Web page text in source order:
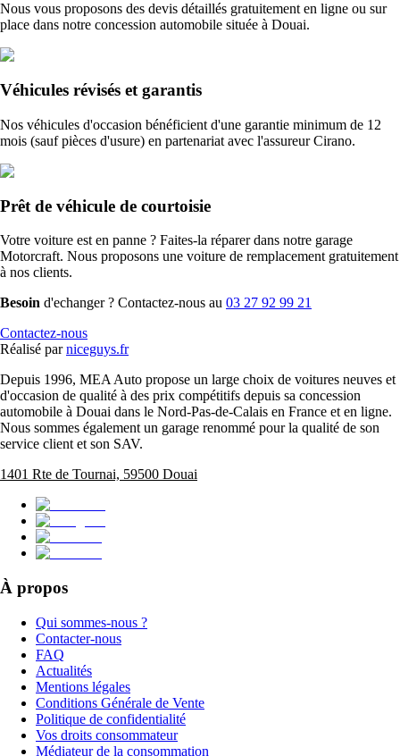
Nous vous proposons des devis détaillés gratuitement en ligne ou sur
place dans notre concession automobile située à Douai.
Véhicules révisés et garantis
Nos véhicules d'occasion bénéficient d'une garantie minimum de 12
mois (sauf pièces d'usure) en partenariat avec l'assureur Cirano.
Prêt de véhicule de courtoisie
Votre voiture est en panne ? Faites-la réparer dans notre garage
Motorcraft. Nous proposons une voiture de remplacement gratuitement
à nos clients.
Besoin d'echanger ? Contactez-nous au 03 27 92 99 21
Contactez-nous
Réalisé par niceguys.fr
Depuis 1996, MEA Auto propose un large choix de voitures neuves et
d'occasion de qualité à des prix compétitifs depuis sa concession
automobile à Douai dans le Nord-Pas-de-Calais en France et en ligne.
Nous sommes également un garage renommé pour la qualité de son
service client et son SAV.
1401 Rte de Tournai, 59500 Douai
À propos
Qui sommes-nous ?
Contacter-nous
FAQ
Actualités
Mentions légales
Conditions Générale de Vente
Politique de confidentialité
Vos droits consommateur
Médiateur de la consommation